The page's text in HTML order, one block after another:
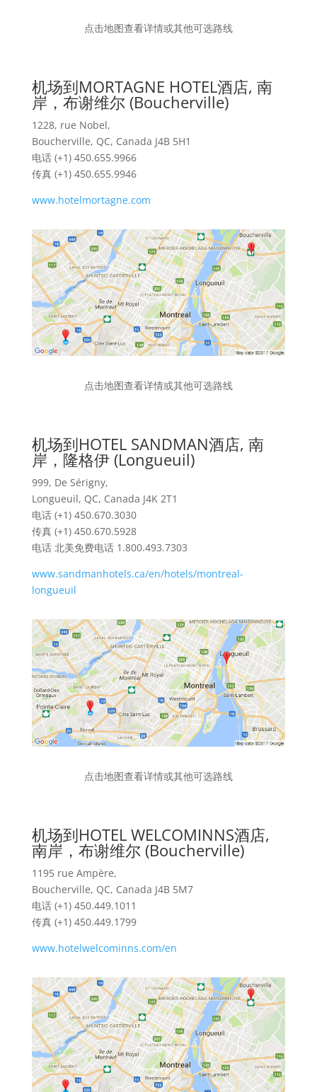
点击地图查看详情或其他可选路线
机场到MORTAGNE HOTEL酒店, 南
岸，布谢维尔 (Boucherville)
1228, rue Nobel,
Boucherville, QC, Canada J4B 5H1
电话 (+1) 450.655.9966
传真 (+1) 450.655.9946
www.hotelmortagne.com
点击地图查看详情或其他可选路线
机场到HOTEL SANDMAN酒店, 南
岸，隆格伊 (Longueuil)
999, De Sérigny,
Longueuil, QC, Canada J4K 2T1
电话 (+1) 450.670.3030
传真 (+1) 450.670.5928
电话 北美免费电话 1.800.493.7303
www.sandmanhotels.ca/en/hotels/montreal-
longueuil
点击地图查看详情或其他可选路线
机场到HOTEL WELCOMINNS酒店,
南岸，布谢维尔 (Boucherville)
1195 rue Ampère,
Boucherville, QC, Canada J4B 5M7
电话 (+1) 450.449.1011
传真 (+1) 450.449.1799
www.hotelwelcominns.com/en